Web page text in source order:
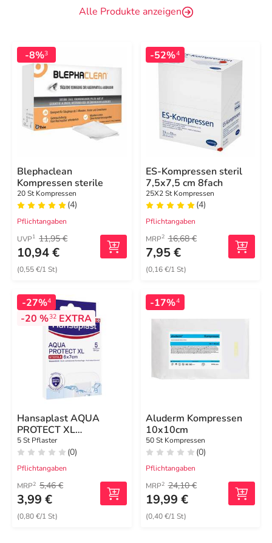
Alle Produkte anzeigen
-8%3
Blephaclean
Kompressen sterile
20 St Kompressen
(4)
Pflichtangaben
UVP1 11,95 €
10,94 €
(0,55 €/1 St)
-52%4
ES-Kompressen steril
7,5x7,5 cm 8fach
25X2 St Kompressen
(4)
Pflichtangaben
MRP2 16,68 €
7,95 €
(0,16 €/1 St)
-27%4
-20 %32EXTRA
Hansaplast AQUA
PROTECT XL
Wundverband steril 6x7
cm
5 St Pflaster
(0)
Pflichtangaben
MRP2 5,46 €
3,99 €
(0,80 €/1 St)
-17%4
Aluderm Kompressen
10x10cm
50 St Kompressen
(0)
Pflichtangaben
MRP2 24,10 €
19,99 €
(0,40 €/1 St)